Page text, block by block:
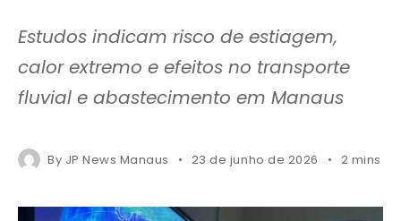
Estudos indicam risco de estiagem,
calor extremo e efeitos no transporte
fluvial e abastecimento em Manaus
By JP News Manaus 23 de junho de 2026 2 mins